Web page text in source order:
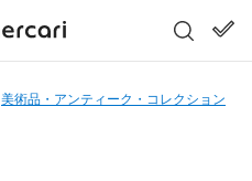
美術品・アンティーク・コレクション